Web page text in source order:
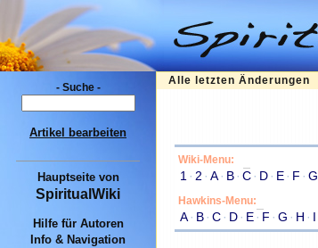
- Suche -
Artikel bearbeiten
Hauptseitevon
SpiritualWiki
Hilfe für Autoren
Info & Navigation
Alle letzten Änderungen
Wiki-Menu:
1 · 2 · A· B· C· D· E· F · G
Hawkins-Menu:
A· B· C· D· E· F · G · H · I